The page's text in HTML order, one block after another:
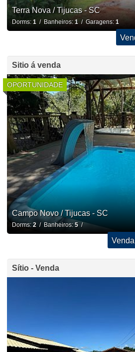
Terra Nova / Tijucas - SC
Dorms: 1/ Banheiros: 1/ Garagens: 1
Sitio á venda
OPORTUNIDADE
Campo Novo / Tijucas - SC
Dorms: 2/ Banheiros: 5/
Sítio - Venda